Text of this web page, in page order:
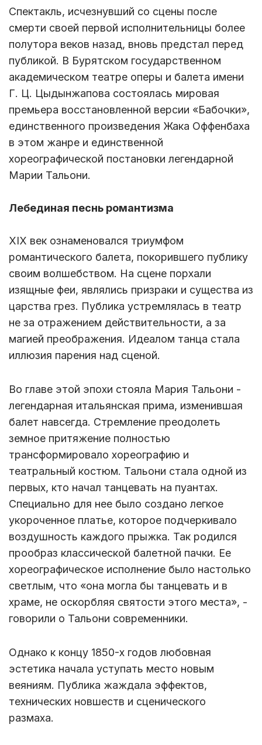
Спектакль, исчезнувший со сцены после
смерти своей первой исполнительницы более
полутора веков назад, вновь предстал перед
публикой. В Бурятском государственном
академическом театре оперы и балета имени
Г. Ц. Цыдынжапова состоялась мировая
премьера восстановленной версии «Бабочки»,
единственного произведения Жака Оффенбаха
в этом жанре и единственной
хореографической постановки легендарной
Марии Тальони.
Лебединая песнь романтизма
XIX век ознаменовался триумфом
романтического балета, покорившего публику
своим волшебством. На сцене порхали
изящные феи, являлись призраки и существа из
царства грез. Публика устремлялась в театр
не за отражением действительности, а за
магией преображения. Идеалом танца стала
иллюзия парения над сценой.
Во главе этой эпохи стояла Мария Тальони -
легендарная итальянская прима, изменившая
балет навсегда. Стремление преодолеть
земное притяжение полностью
трансформировало хореографию и
театральный костюм. Тальони стала одной из
первых, кто начал танцевать на пуантах.
Специально для нее было создано легкое
укороченное платье, которое подчеркивало
воздушность каждого прыжка. Так родился
прообраз классической балетной пачки. Ее
хореографическое исполнение было настолько
светлым, что «она могла бы танцевать и в
храме, не оскорбляя святости этого места», -
говорили о Тальони современники.
Однако к концу 1850-х годов любовная
эстетика начала уступать место новым
веяниям. Публика жаждала эффектов,
технических новшеств и сценического
размаха.